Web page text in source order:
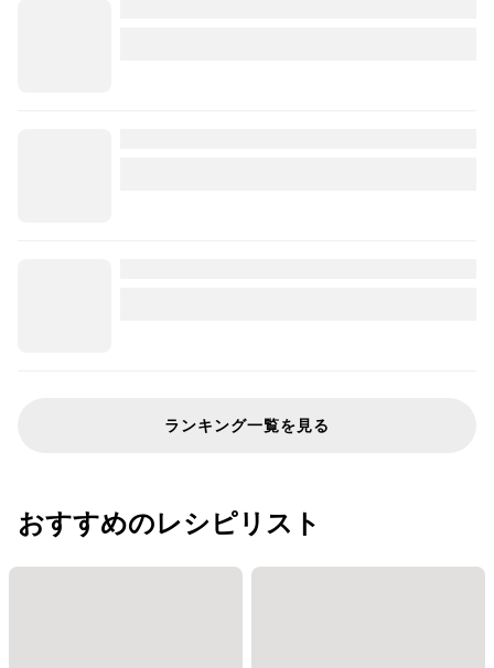
ランキング一覧を見る
おすすめのレシピリスト